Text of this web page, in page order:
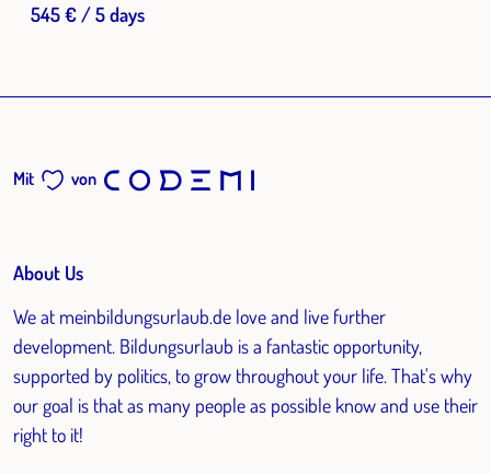
545 € / 5 days
Mit von
About Us
We at meinbildungsurlaub.de love and live further
development. Bildungsurlaub is a fantastic opportunity,
supported by politics, to grow throughout your life. That's why
our goal is that as many people as possible know and use their
right to it!